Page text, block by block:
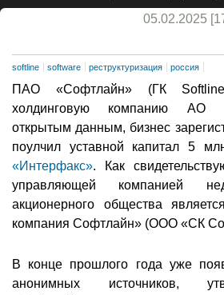
05.02.2025
softline software реструктуризация россия
ПАО «Софтлайн» (ГК
холдинговую компанию АО
открытым данным, бизнес
поулчил уставной капитал 5
«Интерфакс». Как
управляющей компанией
акционерного общества
компания Софтлайн» (ООО «СК
В конце прошлого года уже
анонимных источников,